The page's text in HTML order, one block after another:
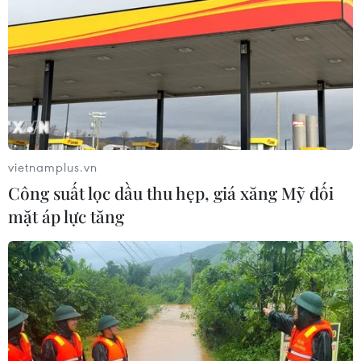
05/08/2026 13:41
Hãng Walt Disney ký thỏa thuận
chưa từng có tiền lệ với TikTok
05/08/2026 13:31
Cảng hàng không Quảng Trị tăng
tốc, hướng tới mục tiêu khai thác
cuối năm 2026
05/08/2026 10:59
Thẻ tín dụng Cake 2in1: Cho phép
đặc quyền thiết kế của người dùng
vietnamplus.vn
Công suất lọc dầu thu hẹp, giá xăng Mỹ đối
mặt áp lực tăng